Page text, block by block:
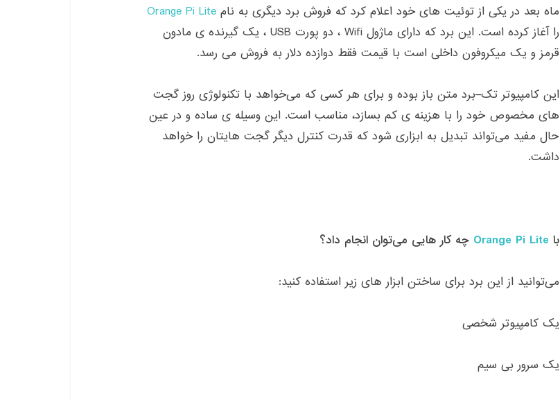
ماه بعد در یکی از توئیت های خود اعلام کرد که فروش برد دیگری به نام Orange Pi Lite
را آغاز کرده است. این برد که دارای ماژول Wifi ، دو پورت USB ، یک گیرنده ی مادون
قرمز و یک میکروفون داخلی است با قیمت فقط دوازده دلار به فروش می رسد.
این کامپیوتر تک–برد متن باز بوده و برای هر کسی که می‌خواهد با تکنولوژی روز گجت
های مخصوص خود را با هزینه ی کم بسازد، مناسب است. این وسیله ی ساده و در عین
حال مفید می‌تواند تبدیل به ابزاری شود که قدرت کنترل دیگر گجت هایتان را خواهد
داشت.
با Orange Pi Lite چه کار هایی می‌توان انجام داد؟
می‌توانید از این برد برای ساختن ابزار های زیر استفاده کنید:
یک کامپیوتر شخصی
یک سرور بی سیم